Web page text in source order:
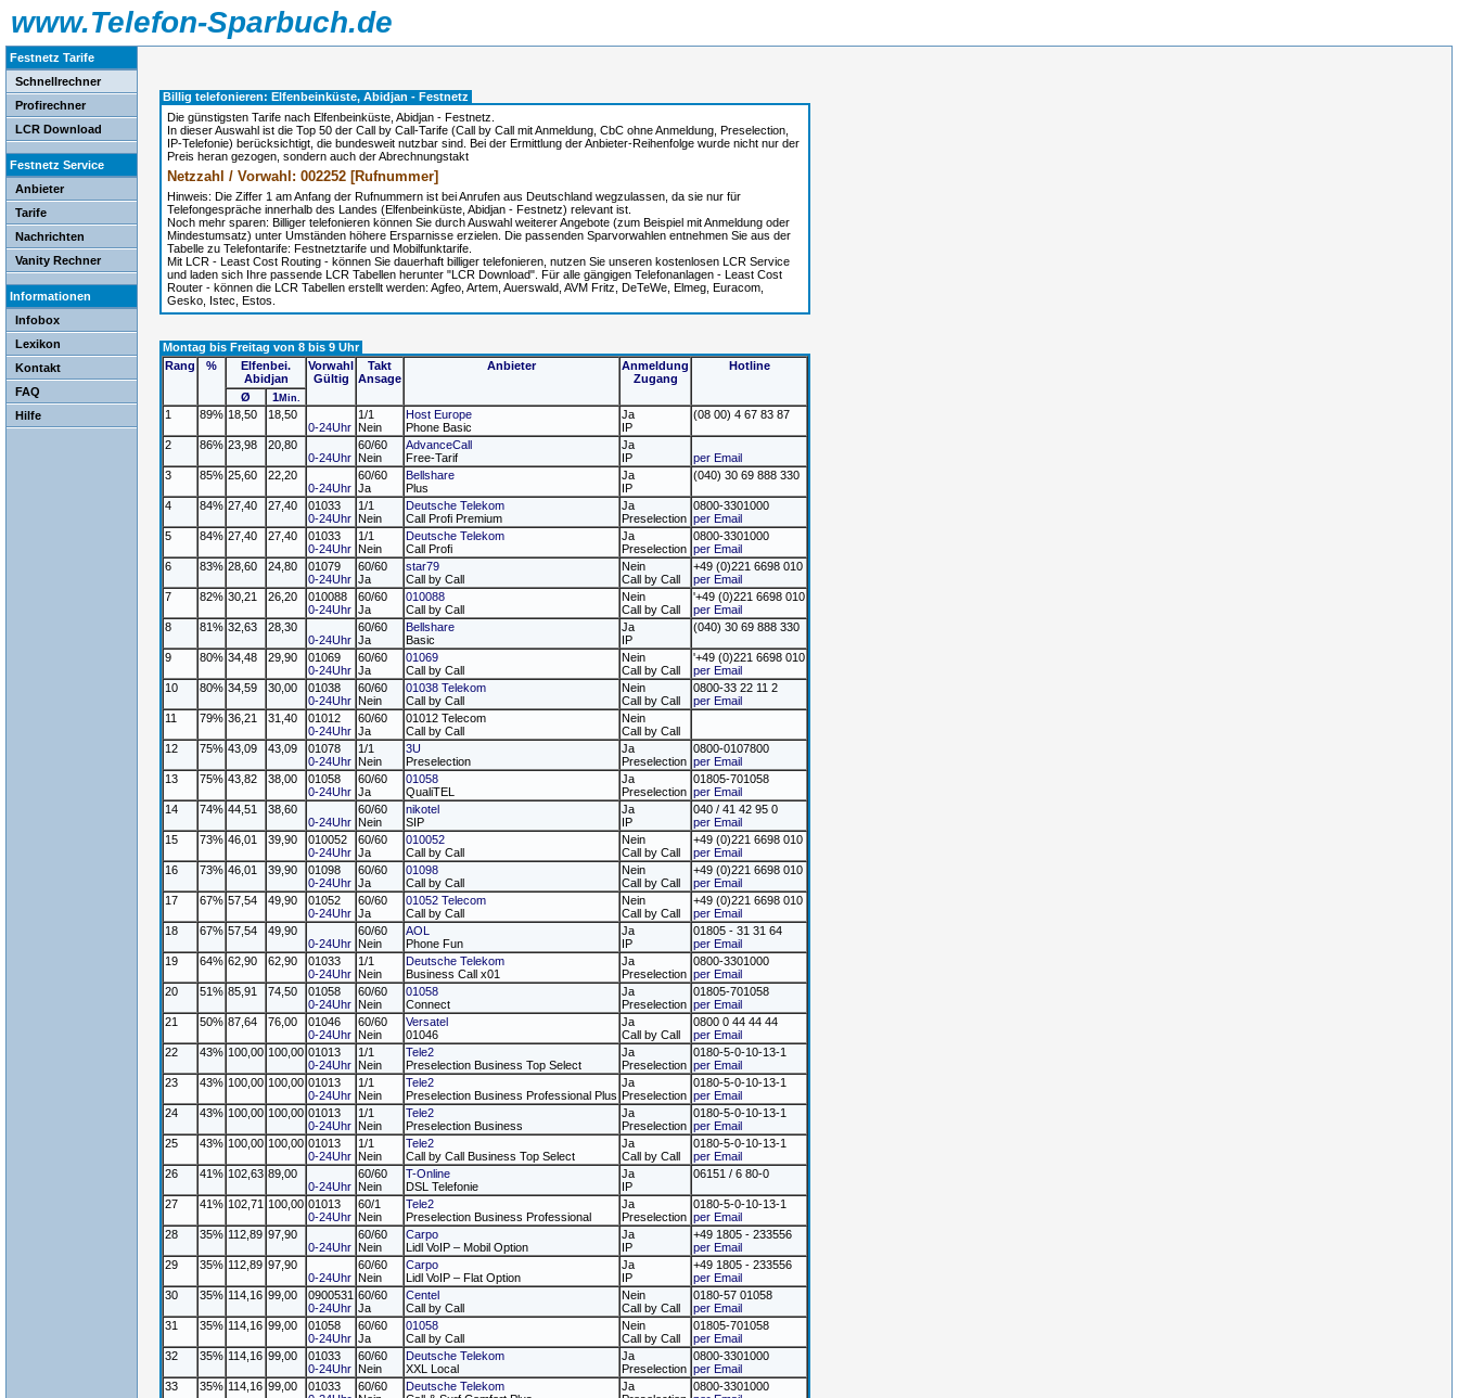
www.Telefon-Sparbuch.de
Festnetz Tarife
Schnellrechner
Profirechner
LCR Download
Festnetz Service
Anbieter
Tarife
Nachrichten
Vanity Rechner
Informationen
Infobox
Lexikon
Kontakt
FAQ
Hilfe
Billig telefonieren: Elfenbeinküste, Abidjan - Festnetz
Die günstigsten Tarife nach Elfenbeinküste, Abidjan - Festnetz.
In dieser Auswahl ist die Top 50 der Call by Call-Tarife (Call by Call mit Anmeldung, CbC ohne Anmeldung, Preselection,
IP-Telefonie) berücksichtigt, die bundesweit nutzbar sind. Bei der Ermittlung der Anbieter-Reihenfolge wurde nicht nur der
Preis heran gezogen, sondern auch der Abrechnungstakt
Netzzahl / Vorwahl: 002252 [Rufnummer]
Hinweis: Die Ziffer 1 am Anfang der Rufnummern ist bei Anrufen aus Deutschland wegzulassen, da sie nur für
Telefongespräche innerhalb des Landes (Elfenbeinküste, Abidjan - Festnetz) relevant ist.
Noch mehr sparen: Billiger telefonieren können Sie durch Auswahl weiterer Angebote (zum Beispiel mit Anmeldung oder
Mindestumsatz) unter Umständen höhere Ersparnisse erzielen. Die passenden Sparvorwahlen entnehmen Sie aus der
Tabelle zu Telefontarife: Festnetztarife und Mobilfunktarife.
Mit LCR - Least Cost Routing - können Sie dauerhaft billiger telefonieren, nutzen Sie unseren kostenlosen LCR Service
und laden sich Ihre passende LCR Tabellen herunter "LCR Download". Für alle gängigen Telefonanlagen - Least Cost
Router - können die LCR Tabellen erstellt werden: Agfeo, Artem, Auerswald, AVM Fritz, DeTeWe, Elmeg, Euracom,
Gesko, Istec, Estos.
Montag bis Freitag von 8 bis 9 Uhr
Rang
%
Elfenbei.
Abidjan
Vorwahl
Gültig
Takt
Ansage
Anbieter
Anmeldung
Zugang
Hotline
Ø 1Min.
1 89% 18,50
18,50
0-24Uhr
1/1
Nein
Host Europe
Phone Basic
Ja
IP
(08 00) 4 67 83 87
2 86% 23,98
20,80
0-24Uhr
60/60
Nein
AdvanceCall
Free-Tarif
Ja
IP
per Email
3
85% 25,60
22,20
0-24Uhr
60/60
Ja
Bellshare
Plus
Ja
IP
(040) 30 69 888 330
4 84% 27,40 27,40
01033
0-24Uhr
1/1
Nein
Deutsche Telekom
Call Profi Premium
Ja
Preselection
0800-3301000
per Email
5
84% 27,40 27,40
01033
0-24Uhr
1/1
Nein
Deutsche Telekom
Call Profi
Ja
Preselection
0800-3301000
per Email
6
83% 28,60 24,80
01079
0-24Uhr
60/60
Ja
star79
Call by Call
Nein
Call by Call
+49 (0)221 6698 010
per Email
7
82% 30,21 26,20
010088
0-24Uhr
60/60
Ja
010088
Call by Call
Nein
Call by Call
'+49 (0)221 6698 010
per Email
8
81% 32,63
28,30
0-24Uhr
60/60
Ja
Bellshare
Basic
Ja
IP
(040) 30 69 888 330
9 80% 34,48 29,90
01069
0-24Uhr
60/60
Ja
01069
Call by Call
Nein
Call by Call
'+49 (0)221 6698 010
per Email
10
80% 34,59 30,00
01038
0-24Uhr
60/60
Nein
01038 Telekom
Call by Call
Nein
Call by Call
0800-33 22 11 2
per Email
11
79% 36,21 31,40
01012
0-24Uhr
60/60
Ja
01012 Telecom
Call by Call
Nein
Call by Call
12
75% 43,09 43,09
01078
0-24Uhr
1/1
Nein
3U
Preselection
Ja
Preselection
0800-0107800
per Email
13
75% 43,82 38,00
01058
0-24Uhr
60/60
Ja
01058
QualiTEL
Ja
Preselection
01805-701058
per Email
14
74% 44,51
38,60
0-24Uhr
60/60
Nein
nikotel
SIP
Ja
IP
040 / 41 42 95 0
per Email
15
73% 46,01 39,90
010052
0-24Uhr
60/60
Ja
010052
Call by Call
Nein
Call by Call
+49 (0)221 6698 010
per Email
16
73% 46,01 39,90
01098
0-24Uhr
60/60
Ja
01098
Call by Call
Nein
Call by Call
+49 (0)221 6698 010
per Email
17
67% 57,54 49,90
01052
0-24Uhr
60/60
Ja
01052 Telecom
Call by Call
Nein
Call by Call
+49 (0)221 6698 010
per Email
18
67% 57,54
49,90
0-24Uhr
60/60
Nein
AOL
Phone Fun
Ja
IP
01805 - 31 31 64
per Email
19
64% 62,90 62,90
01033
0-24Uhr
1/1
Nein
Deutsche Telekom
Business Call x01
Ja
Preselection
0800-3301000
per Email
20
51% 85,91 74,50
01058
0-24Uhr
60/60
Nein
01058
Connect
Ja
Preselection
01805-701058
per Email
21
50% 87,64 76,00
01046
0-24Uhr
60/60
Nein
Versatel
01046
Ja
Call by Call
0800 0 44 44 44
per Email
22
43% 100,00 100,00 01013
0-24Uhr
1/1
Nein
Tele2
Preselection Business Top Select
Ja
Preselection
0180-5-0-10-13-1
per Email
23
43% 100,00 100,00 01013
0-24Uhr
1/1
Nein
Tele2
Preselection Business Professional Plus
Ja
Preselection
0180-5-0-10-13-1
per Email
24
43% 100,00 100,00 01013
0-24Uhr
1/1
Nein
Tele2
Preselection Business
Ja
Preselection
0180-5-0-10-13-1
per Email
25
43% 100,00 100,00 01013
0-24Uhr
1/1
Nein
Tele2
Call by Call Business Top Select
Ja
Call by Call
0180-5-0-10-13-1
per Email
26
41% 102,63 89,00
0-24Uhr
60/60
Nein
T-Online
DSL Telefonie
Ja
IP
06151 / 6 80-0
27 41% 102,71 100,00 01013
0-24Uhr
60/1
Nein
Tele2
Preselection Business Professional
Ja
Preselection
0180-5-0-10-13-1
per Email
28
35% 112,89 97,90
0-24Uhr
60/60
Nein
Carpo
Lidl VoIP – Mobil Option
Ja
IP
+49 1805 - 233556
per Email
29
35% 112,89 97,90
0-24Uhr
60/60
Nein
Carpo
Lidl VoIP – Flat Option
Ja
IP
+49 1805 - 233556
per Email
30
35% 114,16 99,00
0900531
0-24Uhr
60/60
Ja
Centel
Call by Call
Nein
Call by Call
0180-57 01058
per Email
31
35% 114,16 99,00
01058
0-24Uhr
60/60
Ja
01058
Call by Call
Nein
Call by Call
01805-701058
per Email
32
35% 114,16 99,00
01033
0-24Uhr
60/60
Nein
Deutsche Telekom
XXL Local
Ja
Preselection
0800-3301000
per Email
33
35% 114,16 99,00
01033
60/60
Deutsche Telekom
Ja
0800-3301000